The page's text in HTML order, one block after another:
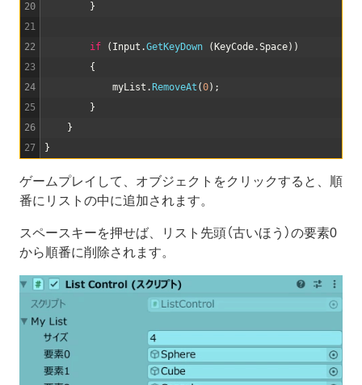
20
21
22
23
24
25
26
27
}
if ( Input .GetKeyDown ( KeyCode.Space) )
{
myList . RemoveAt (0) ;
}
}
}
ゲームプレイして、オブジェクトをクリックすると、順
番にリストの中に追加されます。
スペースキーを押せば、リスト先頭（古いほう）の要素0
から順番に削除されます。